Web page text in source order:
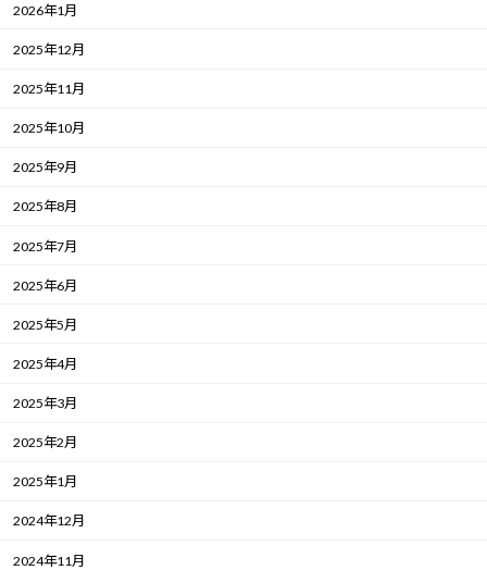
2026年1月
2025年12月
2025年11月
2025年10月
2025年9月
2025年8月
2025年7月
2025年6月
2025年5月
2025年4月
2025年3月
2025年2月
2025年1月
2024年12月
2024年11月